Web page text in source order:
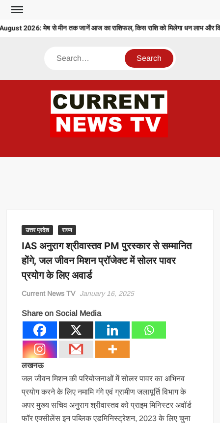
Skip
content
2026: मेष से मीन तक जानें आज का राशिफल, किस राशि को मिलेगा धन लाभ और किसे
Search
उत्तर प्रदेश राज्य
IAS अनुराग श्रीवास्तव PM पुरस्कार से सम्मानित
होंगे, जल जीवन मिशन प्रॉजेक्ट में सोलर पावर
प्रयोग के लिए अवार्ड
Current News TV January 16, 2025
Share on Social Media
लखनऊ
जल जीवन मिशन की परियोजनाओं में सोलर पावर का अभिनव
प्रयोग करने के लिए नमामि गंगे एवं ग्रामीण जलापूर्ति विभाग के
अपर मुख्य सचिव अनुराग श्रीवास्तव को प्राइम मिनिस्टर अवॉर्ड
फॉर एक्सीलेंस इन पब्लिक एडमिनिस्ट्रेशन, 2023 के लिए चुना